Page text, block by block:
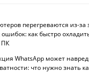
перегреваются из-за
как быстро
WhatsApp может
что нужно знать